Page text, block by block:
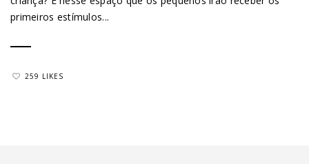
primeiros estímulos...
259 LIKES